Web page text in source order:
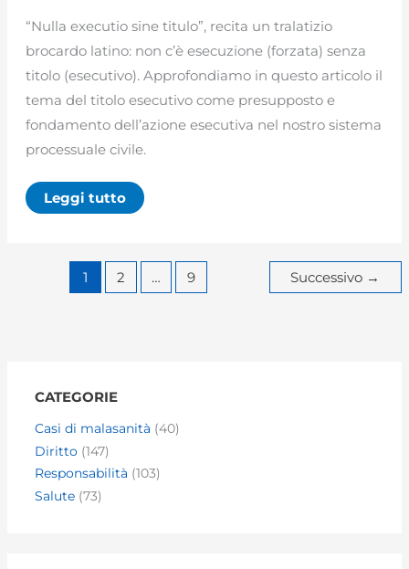
“Nulla executio sine titulo”, recita un tralatizio
brocardo latino: non c’è esecuzione (forzata) senza
titolo (esecutivo). Approfondiamo in questo articolo il
tema del titolo esecutivo come presupposto e
fondamento dell’azione esecutiva nel nostro sistema
processuale civile.
Il
titolo
Leggi tutto
1 2 … 9 Successivo →
CATEGORIE
Casi di malasanità (40)
Diritto (147)
Responsabilità (103)
Salute (73)